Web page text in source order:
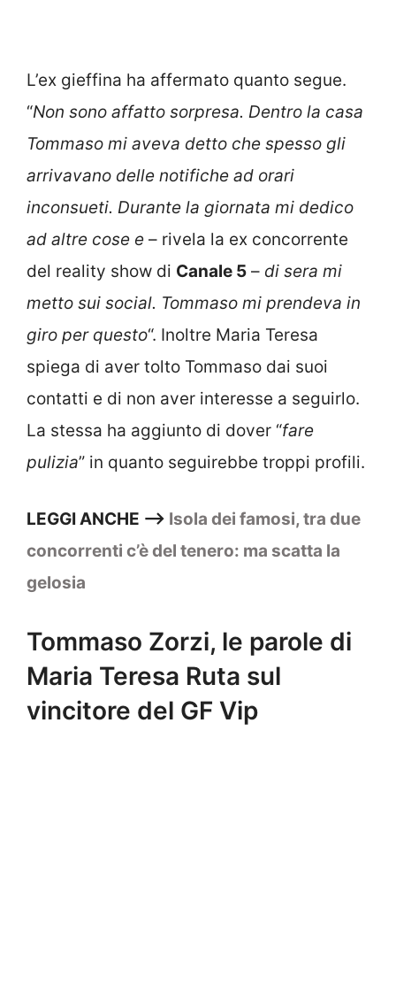
L’ex gieffina ha affermato quanto segue.
“Non sono affatto sorpresa. Dentro la casa
Tommaso mi aveva detto che spesso gli
arrivavano delle notifiche ad orari
inconsueti. Durante la giornata mi dedico
ad altre cose e – rivela la ex concorrente
del reality show di Canale 5 – di sera mi
metto sui social. Tommaso mi prendeva in
giro per questo“. Inoltre Maria Teresa
spiega di aver tolto Tommaso dai suoi
contatti e di non aver interesse a seguirlo.
La stessa ha aggiunto di dover “fare
pulizia” in quanto seguirebbe troppi profili.
LEGGI ANCHE —> Isola dei famosi, tra due
concorrenti c’è del tenero: ma scatta la
gelosia
Tommaso Zorzi, le parole di
Maria Teresa Ruta sul
vincitore del GF Vip